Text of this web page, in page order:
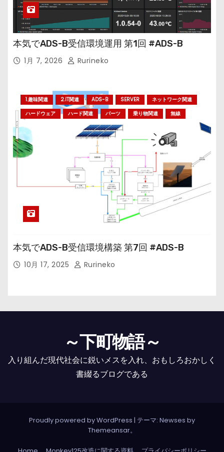
本気でADS-B受信環境運用 第1回 #ADS-B
1月 7, 2026 Rurineko
1.趣味関連 2.IT関連 ADS-B SERVER
ネットワーク関連
ハードウェア
ハード関連 パーツ 乗り物関連 無線
本気でADS-B受信環境構築 第7回 #ADS-B
10月 17, 2025 Rurineko
～下町物語～
入り組んだ現代社会に鋭いメスを入れ、おもしろおかしく
書綴るブログである
Proudly powered by WordPress | テーマ: Newses by
Themeansar。